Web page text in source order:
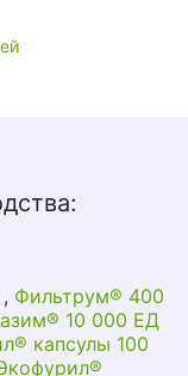
, Фильтрум® 400
10 000 ЕД
капсулы 100